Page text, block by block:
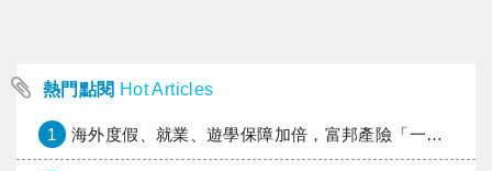
熱門點閱 Hot Articles
1 海外度假、就業、遊學保障加倍，富邦產險「一期逐夢」專案加碼遠距醫療與緊急救援